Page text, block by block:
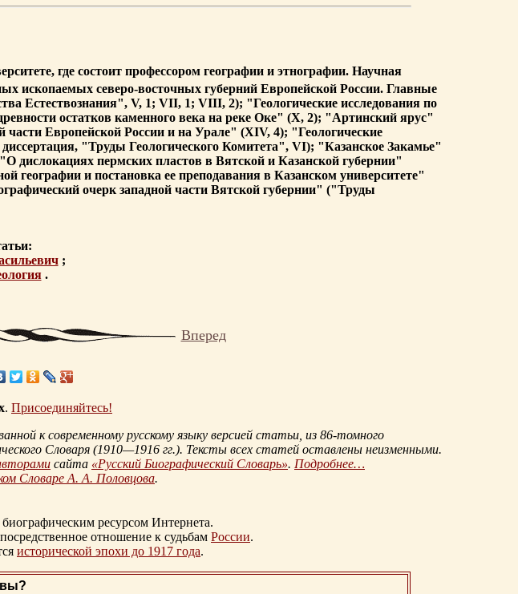
где состоит профессором географии и этнографии. Научная
ископаемых северо-восточных губерний Европейской России. Главные
Естествознания", V, 1; VII, 1; VIII, 2); "Геологические исследования по
остатков каменного века на реке Оке" (Х, 2); "Артинский ярус"
Европейской России и на Урале" (XIV, 4); "Геологические
"Труды Геологического Комитета", VI); "Казанское Закамье"
дислокациях пермских пластов в Вятской и Казанской губернии"
и постановка ее преподавания в Казанском университете"
очерк западной части Вятской губернии" ("Труды
;
.
Вперед
. Присоединяйтесь!
к современному русскому языку версией статьи, из 86-томного
Словаря (1910—1916 гг.). Тексты всех статей оставлены неизменными.
сайта «Русский Биографический Словарь». Подробнее…
Словаре А. А. Половцова.
ресурсом Интернета.
отношение к судьбам России.
исторической эпохи до 1917 года.